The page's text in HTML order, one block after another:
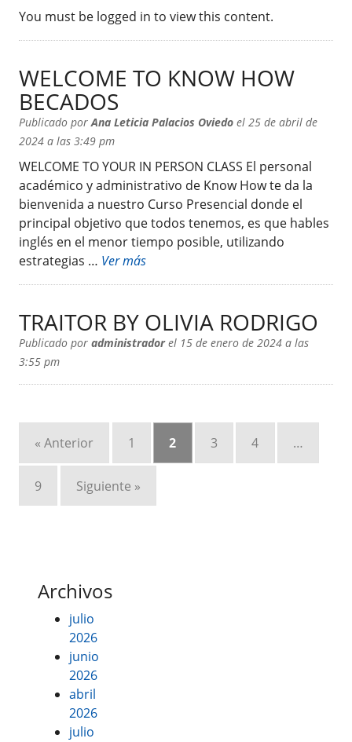
You must be logged in to view this content.
WELCOME TO KNOW HOW
BECADOS
Publicado porAna Leticia Palacios Oviedo el 25 de abril de
2024 a las 3:49 pm
WELCOME TO YOUR IN PERSON CLASS El personal
académico y administrativo de Know How te da la
bienvenida a nuestro Curso Presencial donde el
principal objetivo que todos tenemos, es que hables
inglés en el menor tiempo posible, utilizando
estrategias … Ver más
TRAITOR BY OLIVIA RODRIGO
Publicado por administradorel 15 de enero de 2024 a las
3:55 pm
« Anterior 1 2 3 4 …
9 Siguiente »
Archivos
julio
2026
junio
2026
abril
2026
julio